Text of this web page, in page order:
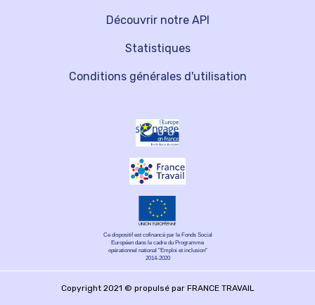
Découvrir notre API
Statistiques
Conditions générales d'utilisation
Ce dispositif est cofinancé par le Fonds Social
Européen dans le cadre du Programme
opérationnel national "Emploi et inclusion"
2014-2020
Copyright 2021 © propulsé par FRANCE TRAVAIL